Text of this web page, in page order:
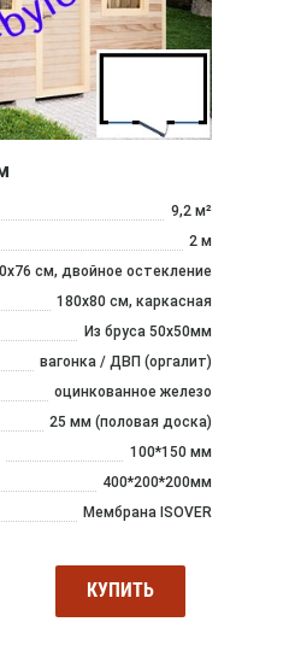
9,2 м²
2 м
см, двойное остекление
180х80 см, каркасная
Из бруса 50x50мм
вагонка / ДВП (оргалит)
оцинкованное железо
25 мм (половая доска)
100*150 мм
400*200*200мм
Мембрана ISOVER
КУПИТЬ